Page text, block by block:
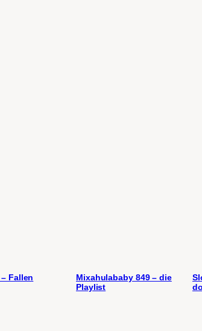
Fallen
Mixahulababy 849 – die
Playlist